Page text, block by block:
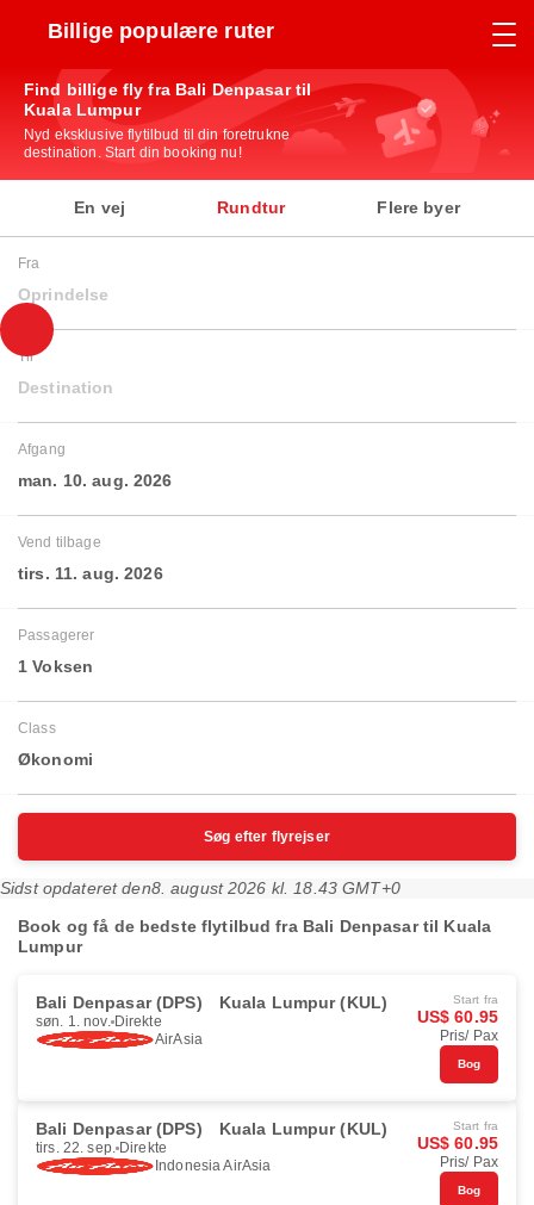
Billige populære ruter
Find billige fly fra Bali Denpasar til
Kuala Lumpur
Nyd eksklusive flytilbud til din foretrukne
destination. Start din booking nu!
En vej Rundtur Flere byer
Fra
Oprindelse
Til
Destination
Afgang
man. 10. aug. 2026
Vend tilbage
tirs. 11. aug. 2026
Passagerer
1 Voksen
Class
Økonomi
Søg efter flyrejser
Sidst opdateret den8. august 2026 kl. 18.43 GMT+0
Book og få de bedste flytilbud fra Bali Denpasar til Kuala
Lumpur
Bali Denpasar (DPS) Kuala Lumpur (KUL)
søn. 1. nov. Direkte
AirAsia
Start fra
US$ 60.95
Pris/ Pax
Bog
Bali Denpasar (DPS) Kuala Lumpur (KUL)
tirs. 22. sep. Direkte
Indonesia AirAsia
Start fra
US$ 60.95
Pris/ Pax
Bog